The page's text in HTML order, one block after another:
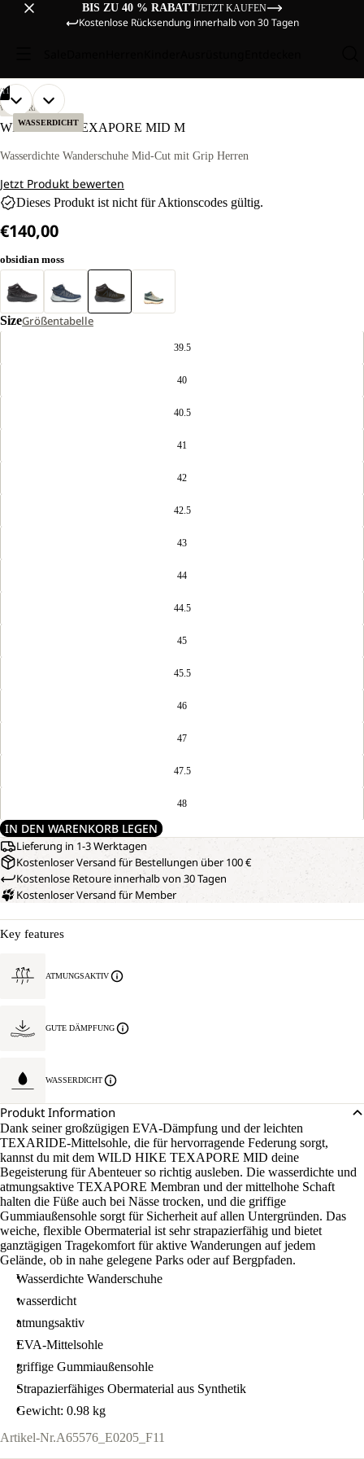
BIS ZU 40 % RABATTJETZT KAUFEN
Kostenlose Rücksendung innerhalb von 30 Tagen
WASSERDICHT
11
BILD
IM
ÖFFNEN
BILD
IM
ÖFFNEN
BILD
IM
ÖFFNEN
BILD
IM
ÖFFNEN
BILD
IM
ÖFFNEN
BILD
IM
ÖFFNEN
BILD
IM
ÖFFNEN
BILD
IM
ÖFFNEN
BILD
IM
ÖFFNEN
BILD
IM
ÖFFNEN
BILD
IM
ÖFFNEN
WANDERN
WILD HIKE TEXAPORE MID M
Wasserdichte Wanderschuhe Mid-Cut mit Grip Herren
Jetzt Produkt bewerten
Dieses Produkt ist nicht für Aktionscodes gültig.
€140,00
obsidian moss
SizeGrößentabelle
39.5
40
40.5
41
42
42.5
43
44
44.5
45
45.5
46
47
47.5
48
IN DEN WARENKORB LEGEN
Lieferung in 1-3 Werktagen
Kostenloser Versand für Bestellungen über 100 €
Kostenlose Retoure innerhalb von 30 Tagen
Kostenloser Versand für Member
Key features
ATMUNGSAKTIV
GUTE DÄMPFUNG
WASSERDICHT
Produkt Information
Dank seiner großzügigen EVA-Dämpfung und der leichten
TEXARIDE-Mittelsohle, die für hervorragende Federung sorgt,
kannst du mit dem WILD HIKE TEXAPORE MID deine
Begeisterung für Abenteuer so richtig ausleben. Die wasserdichte und
atmungsaktive TEXAPORE Membran und der mittelhohe Schaft
halten die Füße auch bei Nässe trocken, und die griffige
Gummiaußensohle sorgt für Sicherheit auf allen Untergründen. Das
weiche, flexible Obermaterial ist sehr strapazierfähig und bietet
ganztägigen Tragekomfort für aktive Wanderungen auf jedem
Gelände, ob in nahe gelegene Parks oder auf Bergpfaden.
Wasserdichte Wanderschuhe
wasserdicht
atmungsaktiv
EVA-Mittelsohle
griffige Gummiaußensohle
Strapazierfähiges Obermaterial aus Synthetik
Gewicht: 0.98 kg
Artikel-Nr.A65576_E0205_F11